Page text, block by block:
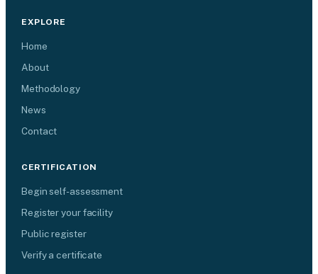
EXPLORE
Home
About
Methodology
News
Contact
CERTIFICATION
Begin self-assessment
Register your facility
Public register
Verify a certificate